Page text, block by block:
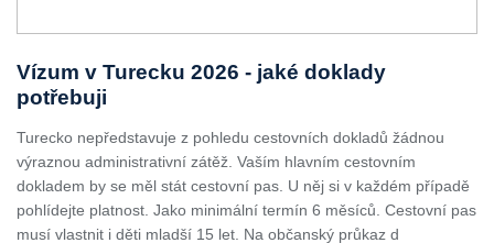
Vízum v Turecku 2026 - jaké doklady
potřebuji
Turecko nepředstavuje z pohledu cestovních dokladů žádnou
výraznou administrativní zátěž. Vaším hlavním cestovním
dokladem by se měl stát cestovní pas. U něj si v každém případě
pohlídejte platnost. Jako minimální termín 6 měsíců. Cestovní pas
musí vlastnit i děti mladší 15 let. Na občanský průkaz d